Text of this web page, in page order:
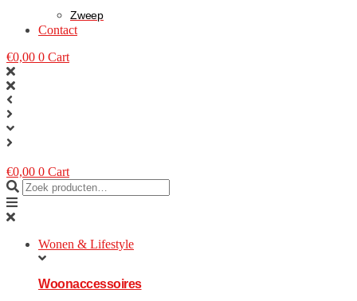
Zweep
Contact
€0,00 0 Cart
€0,00 0 Cart
Wonen & Lifestyle
Woonaccessoires